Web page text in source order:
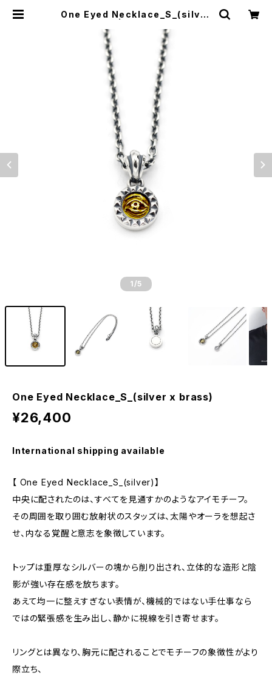
One Eyed Necklace_S_(silver
1 /5
One Eyed Necklace_S_(silver x brass)
¥26,400
International shipping available
【 One Eyed Necklace_S_(silver)】
中央に配されたのは、すべてを見通すかのようなアイモチーフ。
その周囲を取り囲む放射状のスタッズは、太陽やオーラを想起さ
せ、内なる覚醒と意志を象徴しています。
トップは重厚なシルバーの塊から削り出され、立体的な造形と陰
影が強い存在感を放ちます。
あえて均一に整えすぎない表情が、機械的ではない手仕事なら
ではの緊張感を生み出し、静かに視線を引き寄せます。
リングとは異なり、胸元に配されることでモチーフの象徴性がより
際立ち、